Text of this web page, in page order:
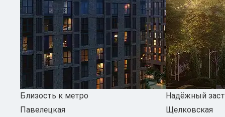
Близость к метро
Павелецкая
Надёжный
Щелковская